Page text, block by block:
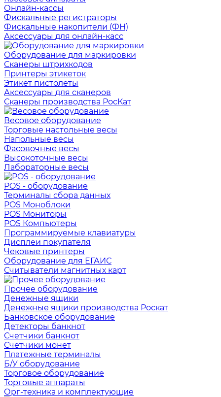
Онлайн-кассы
Фискальные регистраторы
Фискальные накопители (ФН)
Аксессуары для онлайн-касс
Оборудование для маркировки
Сканеры штрихкодов
Принтеры этикеток
Этикет пистолеты
Аксессуары для сканеров
Сканеры производства РосКат
Весовое оборудование
Торговые настольные весы
Напольные весы
Фасовочные весы
Высокоточные весы
Лабораторные весы
POS - оборудование
Терминалы сбора данных
POS Моноблоки
POS Мониторы
POS Компьютеры
Программируемые клавиатуры
Дисплеи покупателя
Чековые принтеры
Оборудование для ЕГАИС
Считыватели магнитных карт
Прочее оборудование
Денежные ящики
Денежные ящики производства Роскат
Банковское оборудование
Детекторы банкнот
Счетчики банкнот
Счетчики монет
Платежные терминалы
Б/У оборудование
Торговое оборудование
Торговые аппараты
Орг-техника и комплектующие